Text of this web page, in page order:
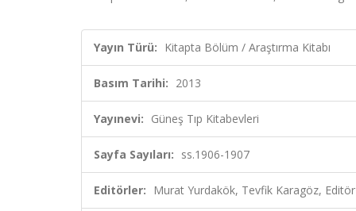
Yayın Türü: Kitapta Bölüm / Araştırma Kitabı
Basım Tarihi: 2013
Yayınevi: Güneş Tıp Kitabevleri
Sayfa Sayıları: ss.1906-1907
Editörler: Murat Yurdakök, Tevfik Karagöz, Editör